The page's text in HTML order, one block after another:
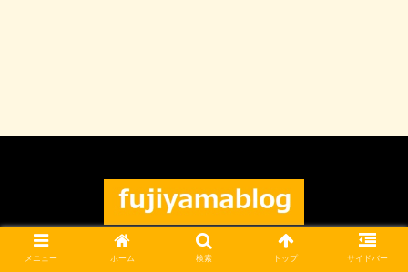
© 2021 フジヤマブログ.
メニュー ホーム 検索 トップ サイドバー